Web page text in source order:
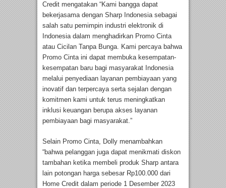
Credit mengatakan “Kami bangga dapat
bekerjasama dengan Sharp Indonesia sebagai
salah satu pemimpin industri elektronik di
Indonesia dalam menghadirkan Promo Cinta
atau Cicilan Tanpa Bunga. Kami percaya bahwa
Promo Cinta ini dapat membuka kesempatan-
kesempatan baru bagi masyarakat Indonesia
melalui penyediaan layanan pembiayaan yang
inovatif dan terpercaya serta sejalan dengan
komitmen kami untuk terus meningkatkan
inklusi keuangan berupa akses layanan
pembiayaan bagi masyarakat.”
Selain Promo Cinta, Dolly menambahkan
“bahwa pelanggan juga dapat menikmati diskon
tambahan ketika membeli produk Sharp antara
lain potongan harga sebesar Rp100.000 dari
Home Credit dalam periode 1 Desember 2023